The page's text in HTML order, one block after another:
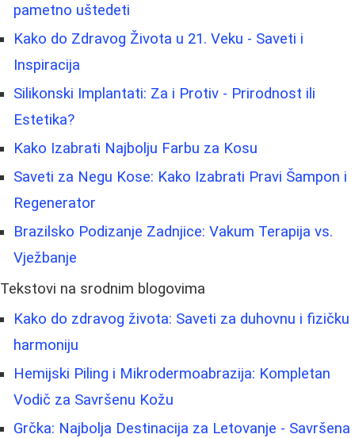
pametno uštedeti
Kako do Zdravog Života u 21. Veku - Saveti i
Inspiracija
Silikonski Implantati: Za i Protiv - Prirodnost ili
Estetika?
Kako Izabrati Najbolju Farbu za Kosu
Saveti za Negu Kose: Kako Izabrati Pravi Šampon i
Regenerator
Brazilsko Podizanje Zadnjice: Vakum Terapija vs.
Vježbanje
Tekstovi na srodnim blogovima
Kako do zdravog života: Saveti za duhovnu i fizičku
harmoniju
Hemijski Piling i Mikrodermoabrazija: Kompletan
Vodič za Savršenu Kožu
Grčka: Najbolja Destinacija za Letovanje - Savršena